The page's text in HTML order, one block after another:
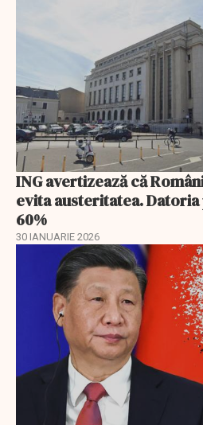
ING avertizează că
evita austeritatea.
60%
30 IANUARIE 2026